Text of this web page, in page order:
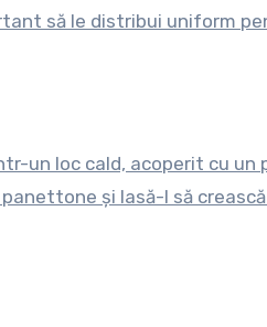
să le distribui uniform
un loc cald, acoperit cu un
și lasă-l să